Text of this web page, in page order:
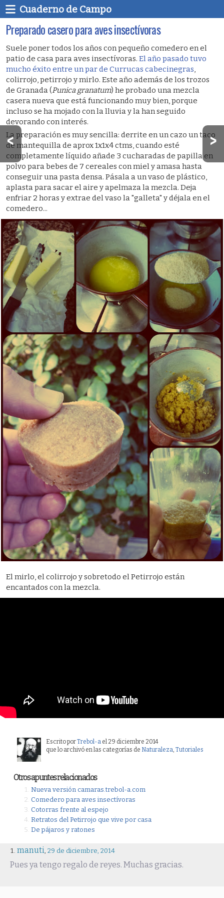
Cuaderno de Campo
Preparado casero para aves insectívoras
Suele poner todos los años con pequeño comedero en el
patio de casa para aves insectívoras. El año pasado tuvo
mucho éxito entre un par de Currucas cabecinegras,
colirrojo, petirrojo y mirlo. Este año además de los trozos
de Granada (Punica granatum) he probado una mezcla
casera nueva que está funcionando muy bien, porque
incluso se ha mojado con la lluvia y la han seguido
devorando con interés.
La preparación es muy sencilla: derrite en un cazo un taco
de mantequilla de aprox 1x1x4 ctms, cuando esté
completamente líquido añade 3 cucharadas de papilla en
polvo para bebes de 7 cereales con miel y amasa hasta
conseguir una pasta densa. Pásala a un vaso de plástico,
aplasta para sacar el aire y apelmaza la mezcla. Deja
enfriar 2 horas y extrae del vaso la "galleta" y déjala en el
comedero...
El mirlo, el colirrojo y sobretodo el Petirrojo están
encantados con la mezcla.
Escrito porTrebol-a el 29 diciembre 2014
que lo archivó en las categorías de Naturaleza, Tutoriales
Otros apuntes relacionados
Nueva versión camaras.trebol-a.com
Comedero para aves insectívoras
Cotorras frente al espejo
Retratos del Petirrojo que vive por casa
De pájaros y ratones
manuti, 29 de diciembre, 2014
Pues ya tengo regalo de reyes. Muchas gracias.